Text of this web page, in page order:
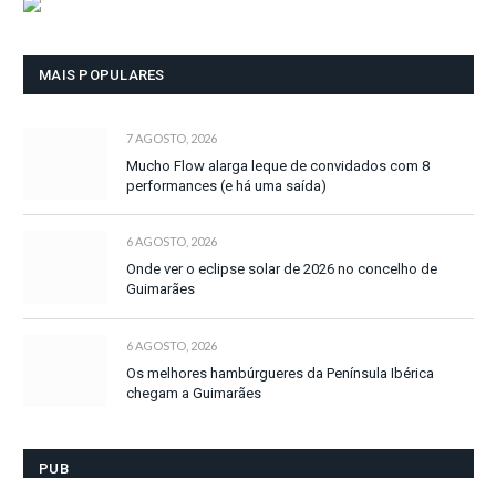
MAIS POPULARES
7 AGOSTO, 2026
Mucho Flow alarga leque de convidados com 8
performances (e há uma saída)
6 AGOSTO, 2026
Onde ver o eclipse solar de 2026 no concelho de
Guimarães
6 AGOSTO, 2026
Os melhores hambúrgueres da Península Ibérica
chegam a Guimarães
PUB